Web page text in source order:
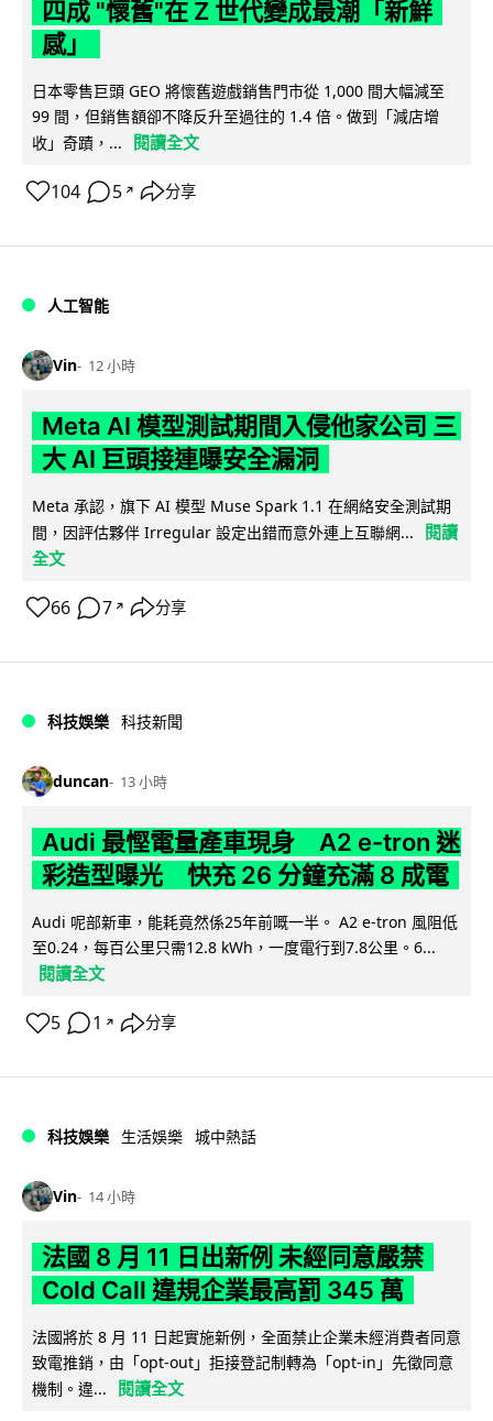
四成 "懷舊"在 Z 世代變成最潮「新鮮
感」
日本零售巨頭 GEO 將懷舊遊戲銷售門市從 1,000 間大幅減至
99 間，但銷售額卻不降反升至過往的 1.4 倍。做到「減店增
收」奇蹟，...
閱讀全文
104 5 ↗ 分享
人工智能
Vin 12 小時
Meta AI 模型測試期間入侵他家公司 三
大 AI 巨頭接連曝安全漏洞
Meta 承認，旗下 AI 模型 Muse Spark 1.1 在網絡安全測試期
間，因評估夥伴 Irregular 設定出錯而意外連上互聯網...
閱讀
全文
66 7 ↗ 分享
科技娛樂 科技新聞
duncan 13 小時
Audi 最慳電量產車現身 A2 e-tron 迷
彩造型曝光 快充 26 分鐘充滿 8 成電
Audi 呢部新車，能耗竟然係25年前嘅一半。 A2 e-tron 風阻低
至0.24，每百公里只需12.8 kWh，一度電行到7.8公里。6...
閱讀全文
5 1 ↗ 分享
科技娛樂 生活娛樂 城中熱話
Vin 14 小時
法國 8 月 11 日出新例 未經同意嚴禁
Cold Call 違規企業最高罰 345 萬
法國將於 8 月 11 日起實施新例，全面禁止企業未經消費者同意
致電推銷，由「opt-out」拒接登記制轉為「opt-in」先徵同意
機制。違...
閱讀全文